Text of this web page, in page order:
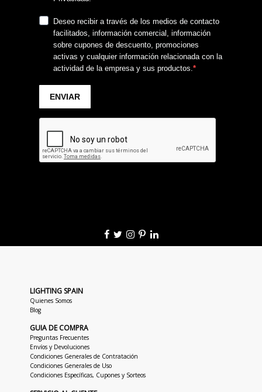
LIGHTING SPAIN
Quienes Somos
Blog
GUIA DE COMPRA
Preguntas Frecuentes
Envíos y Devoluciones
Condiciones Generales de Contratación
Condiciones Generales de Uso
Condiciones Específicas, Cupones y Sorteos